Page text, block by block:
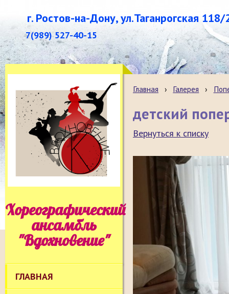
г. Ростов-на-Дону, ул.Таганрогская 118/
7(989) 527-40-15
Хореографический
ансамбль
"Вдохновение"
ГЛАВНАЯ
Главная › Галерея ›
детский
Вернуться к списку